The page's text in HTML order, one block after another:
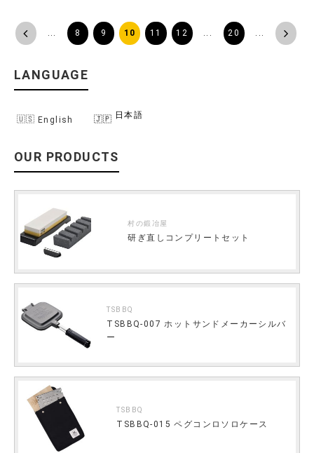
8 9 10 11 12 20
LANGUAGE
English
日本語
OUR PRODUCTS
村の鍛冶屋
研ぎ直しコンプリートセット
TSBBQ
TSBBQ-007 ホットサンドメーカーシルバ
ー
TSBBQ
TSBBQ-015 ペグコンロソロケース